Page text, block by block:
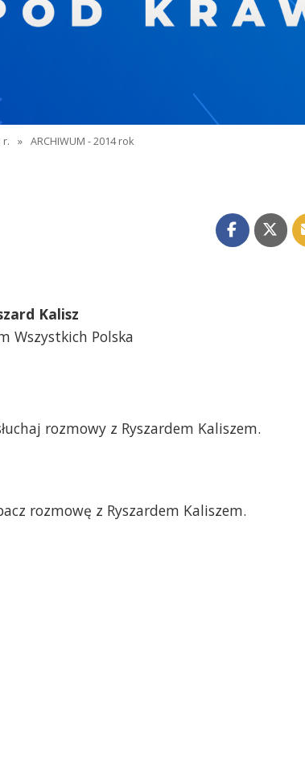
r. » ARCHIWUM - 2014 rok
Kalisz
Wszystkich Polska
rozmowy z Ryszardem Kaliszem.
rozmowę z Ryszardem Kaliszem.